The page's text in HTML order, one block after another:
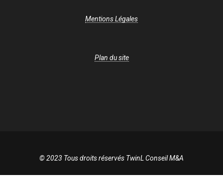
Mentions Légales
Plan du site
© 2023 Tous droits réservés TwinL Conseil M&A